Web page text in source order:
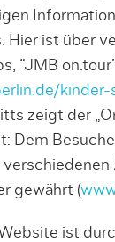
Hier ist über
“JMB
kinder-
zeigt der
Dem
gewährt (
Website ist